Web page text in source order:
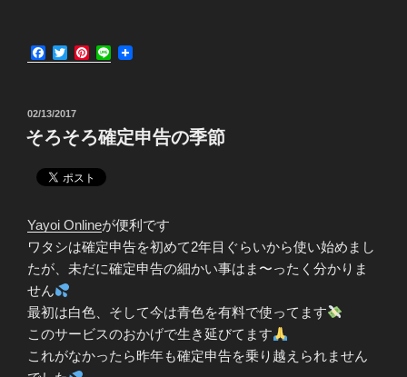
F
a
b
o
T
w
t
r
P
i
e
t
L
投
稿
日:
02/13/2017
そろそろ確定申告の季節
Yayoi Onlineが便利です
ワタシは確定申告を初めて2年目ぐらいから使い始めまし
たが、未だに確定申告の細かい事はま〜ったく分かりま
せん
最初は白色、そして今は青色を有料で使ってます
このサービスのおかげで生き延びてます
これがなかったら昨年も確定申告を乗り越えられません